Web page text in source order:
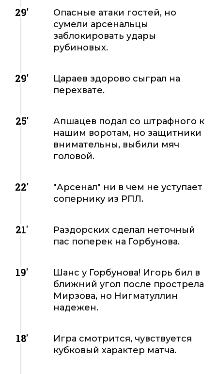
29'
Опасные атаки гостей, но
сумели арсенальцы
заблокировать удары
рубиновых.
29'
Цараев здорово сыграл на
перехвате.
25'
Апшацев подал со штрафного к
нашим воротам, но защитники
внимательны, выбили мяч
головой.
22'
"Арсенал" ни в чем не уступает
сопернику из РПЛ.
21'
Раздорских сделал неточный
пас поперек на Горбунова.
19'
Шанс у Горбунова! Игорь бил в
ближний угол после прострела
Мирзова, но Нигматуллин
надежен.
18'
Игра смотрится, чувствуется
кубковый характер матча.